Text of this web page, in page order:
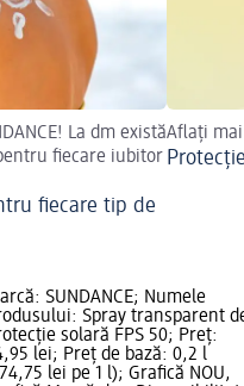
La dm există
fiecare iubitor
fiecare tip de
Aflați
SUNDANCE; Numele
Spray transparent
solară FPS 50; Preț:
lei; Preț de bază: 0,2 l
lei pe 1 l); Grafică NOU,